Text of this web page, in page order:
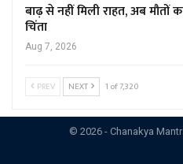
बाढ़ से नहीं मिली राहत, अब
चिंता
Aug 7, 2026
PREV NEXT 1 of 7,320
© 2026 - Chanakya